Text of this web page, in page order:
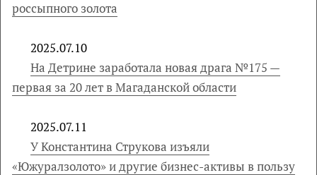
россыпного золота
2025.07.10
На Детрине заработала новая драга №175 —
первая за 20 лет в Магаданской области
2025.07.11
У Константина Струкова изъяли
«Южуралзолото» и другие бизнес-активы в пользу